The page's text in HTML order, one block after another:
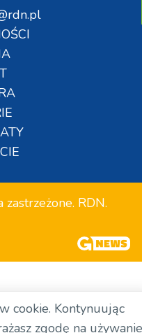
RDN.
cookie. Kontynuując
zgodę na używanie